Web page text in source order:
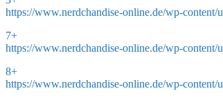
https://www.nerdchandise-online.de/wp-content/
7+
https://www.nerdchandise-online.de/wp-content/
8+
https://www.nerdchandise-online.de/wp-content/